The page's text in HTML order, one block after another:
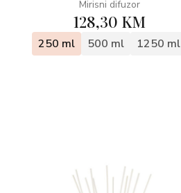
Mirisni difuzor
128,30 KM
250 ml 500 ml 1250 ml